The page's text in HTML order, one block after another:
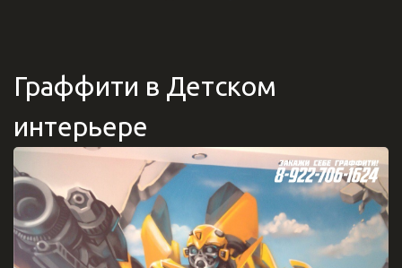
Граффити в Детском
интерьере